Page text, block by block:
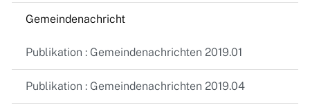
Gemeindenachricht
Publikation : Gemeindenachrichten 2019.01
Publikation : Gemeindenachrichten 2019.04